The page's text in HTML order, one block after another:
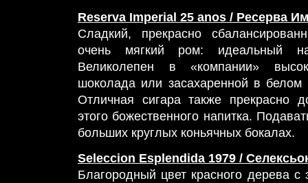
Reserva Imperial 25 anos / Ресерва
Сладкий, прекрасно
очень мягкий ром: идеальный
Великолепен в «компании»
шоколада или засахаренной в
Отличная сигара также прекрасно
этого божественного напитка.
больших круглых коньячных бокалах.
Seleccion Esplendida 1979 /
Благородный цвет красного дерева с